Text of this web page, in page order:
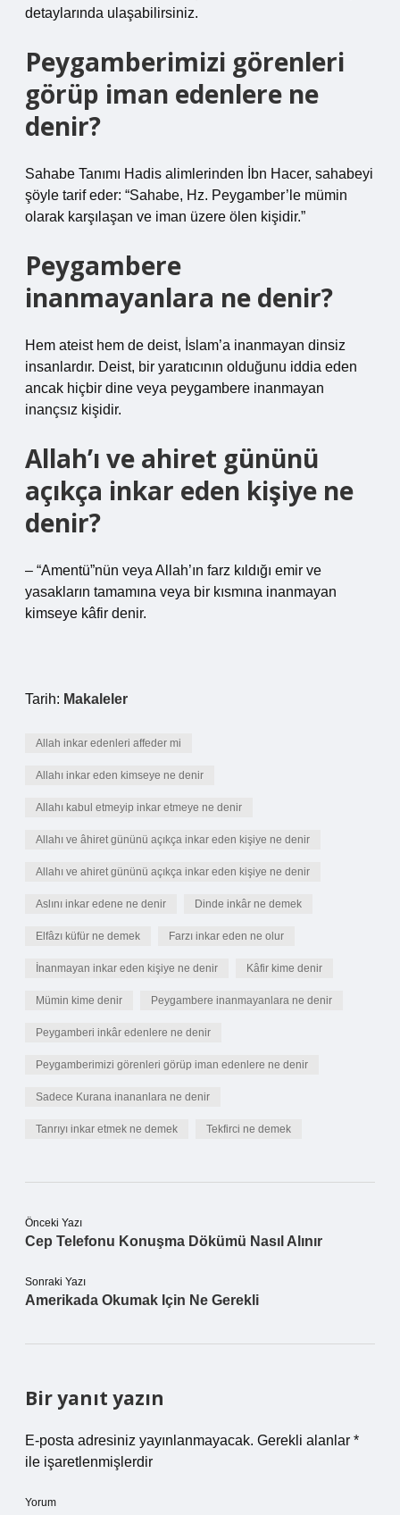
detaylarında ulaşabilirsiniz.
Peygamberimizi görenleri
görüp iman edenlere ne
denir?
Sahabe Tanımı Hadis alimlerinden İbn Hacer, sahabeyi
şöyle tarif eder: “Sahabe, Hz. Peygamber’le mümin
olarak karşılaşan ve iman üzere ölen kişidir.”
Peygambere
inanmayanlara ne denir?
Hem ateist hem de deist, İslam’a inanmayan dinsiz
insanlardır. Deist, bir yaratıcının olduğunu iddia eden
ancak hiçbir dine veya peygambere inanmayan
inançsız kişidir.
Allah’ı ve ahiret gününü
açıkça inkar eden kişiye ne
denir?
– “Amentü”nün veya Allah’ın farz kıldığı emir ve
yasakların tamamına veya bir kısmına inanmayan
kimseye kâfir denir.
Tarih: Makaleler
Allah inkar edenleri affeder mi
Allahı inkar eden kimseye ne denir
Allahı kabul etmeyip inkar etmeye ne denir
Allahı ve âhiret gününü açıkça inkar eden kişiye ne denir
Allahı ve ahiret gününü açıkça inkar eden kişiye ne denir
Aslını inkar edene ne denir Dinde inkâr ne demek
Elfâzı küfür ne demek Farzı inkar eden ne olur
İnanmayan inkar eden kişiye ne denir Kâfir kime denir
Mümin kime denir Peygambere inanmayanlara ne denir
Peygamberi inkâr edenlere ne denir
Peygamberimizi görenleri görüp iman edenlere ne denir
Sadece Kurana inananlara ne denir
Tanrıyı inkar etmek ne demek Tekfirci ne demek
Önceki Yazı
Cep Telefonu Konuşma Dökümü Nasıl Alınır
Sonraki Yazı
Amerikada Okumak Için Ne Gerekli
Bir yanıt yazın
E-posta adresiniz yayınlanmayacak. Gerekli alanlar *
ile işaretlenmişlerdir
Yorum